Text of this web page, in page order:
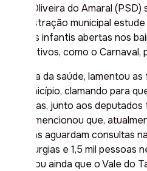
Valdir Oliveira do Amaral
administração municipal
escolas infantis abertas nos
facultativos, como o Carnaval,
Na área da saúde, lamentou
no município, clamando para
emendas, junto aos
Neide mencionou que,
pessoas aguardam consultas
por cirurgias e 1,5 mil pessoas
Informou ainda que o Vale do